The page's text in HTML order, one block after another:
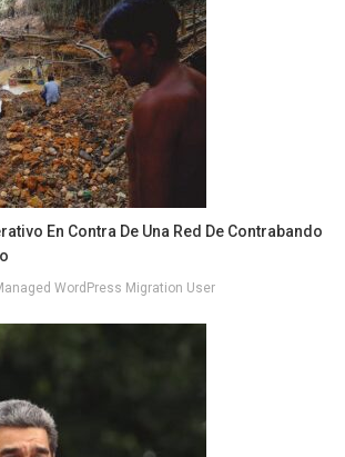
En Contra De Una Red De Contrabando
WordPress Migration User